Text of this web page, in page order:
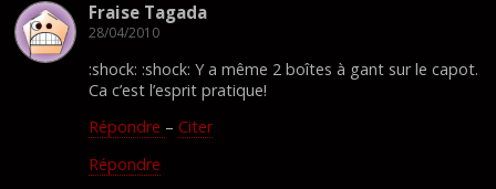
Fraise Tagada
28/04/2010
:shock: :shock: Y a même 2 boîtes à gant sur le capot.
Ca c’est l’esprit pratique!
Répondre – Citer
Répondre